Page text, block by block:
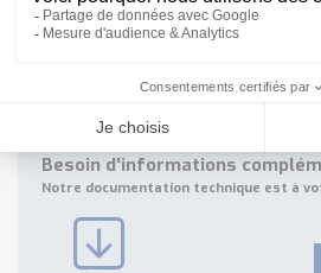
Aperçu du récepteur T60 8 relais
Besoin d'informations
Notre documentation technique est à